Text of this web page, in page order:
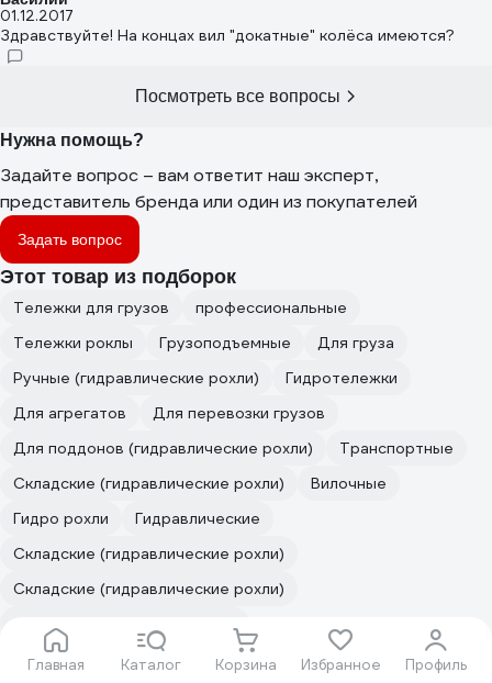
Главная Каталог Корзина Избранное Профиль
01.12.2017
Здравствуйте! На концах вил "докатные" колёса имеются?
Посмотреть все вопросы
Нужна помощь?
Задайте вопрос – вам ответит наш эксперт,
представитель бренда или один из покупателей
Задать вопрос
Этот товар из подборок
Тележки для грузов
профессиональные
Тележки роклы
Грузоподъемные
Для груза
Ручные (гидравлические рохли)
Гидротележки
Для агрегатов
Для перевозки грузов
Для поддонов (гидравлические рохли)
Транспортные
Складские (гидравлические рохли)
Вилочные
Гидро рохли
Гидравлические
Складские (гидравлические рохли)
Складские (гидравлические рохли)
С гидравлическим приводом
Гидравлические тележки роклы
Погрузочные